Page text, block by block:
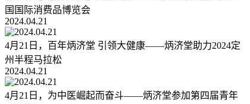
国国际消费品博览会
2024.04.21
4月21日，百年炳济堂 引领大健康——炳济堂助力2024定
州半程马拉松
2024.04.21
4月21日，为中医崛起而奋斗——炳济堂参加第四届青年